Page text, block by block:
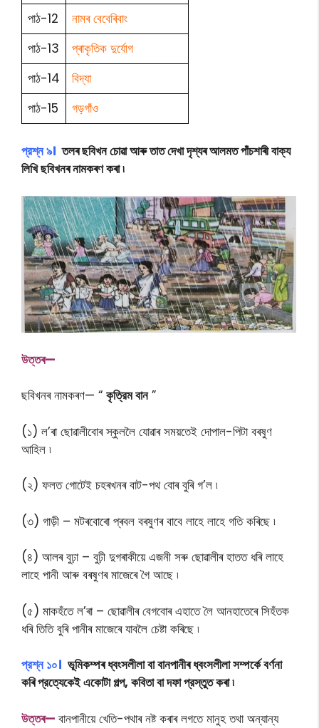
পাঠ-12
নামৰ বেবেৰিবাং
পাঠ-13
প্ৰাকৃতিক দুৰ্যোগ
পাঠ-14
বিদ্যা
পাঠ-15
গড়গাঁও
প্রশ্ন ৯। তলৰ ছবিখন চোৱা আৰু তাত দেখা দৃশ্যৰ আলমত পাঁচশাৰী বাক্য
লিখি ছবিখনৰ নামকৰণ কৰা ৷
উত্তৰ—
ছবিখনৰ নামকৰণ— “ কৃত্রিম বান”
(১) ল’ৰা ছােৱালীবােৰ স্কুললৈ যােৱাৰ সময়তেই দোপাল-পিটা বৰষুণ
আহিল ৷
(২) ফলত গােটেই চহৰখনৰ বাট-পথ বোৰ বুৰি গ’ল ৷
(৩) গাড়ী – মটৰবোৰো প্ৰবল বৰষুণৰ বাবে লাহে লাহে গতি কৰিছে ৷
(৪) আলৰ বুঢ়া – বুঢ়ী দুগৰাকীয়ে এজনী সৰু ছােৱালীৰ হাতত ধৰি লাহে
লাহে পানী আৰু বৰষুণৰ মাজেৰে গৈ আছে ৷
(৫) মাকহঁতে ল’ৰা – ছােৱালীৰ বেগবােৰ এহাতে লৈ আনহাতেৰে সিহঁতক
ধৰি তিতি বুৰি পানীৰ মাজেৰে যাবলৈ চেষ্টা কৰিছে ৷
প্রশ্ন ১০। ভূমিকম্পৰ ধ্বংসলীলা বা বানপানীৰ ধ্বংসলীলা সম্পর্কে বর্ণনা
কৰি প্রত্যেকেই একোটা গল্প, কবিতা বা দফা প্রস্তুত কৰা ৷
উত্তৰ— বানপানীয়ে খেতি-পথাৰ নষ্ট কৰাৰ লগতে মানুহ তথা অন্যান্য